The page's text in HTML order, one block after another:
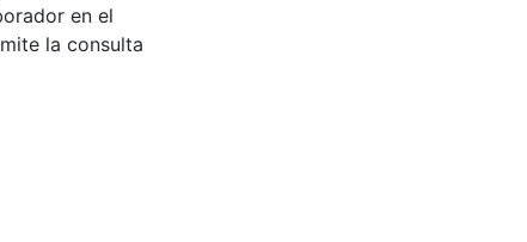
en el
la consulta